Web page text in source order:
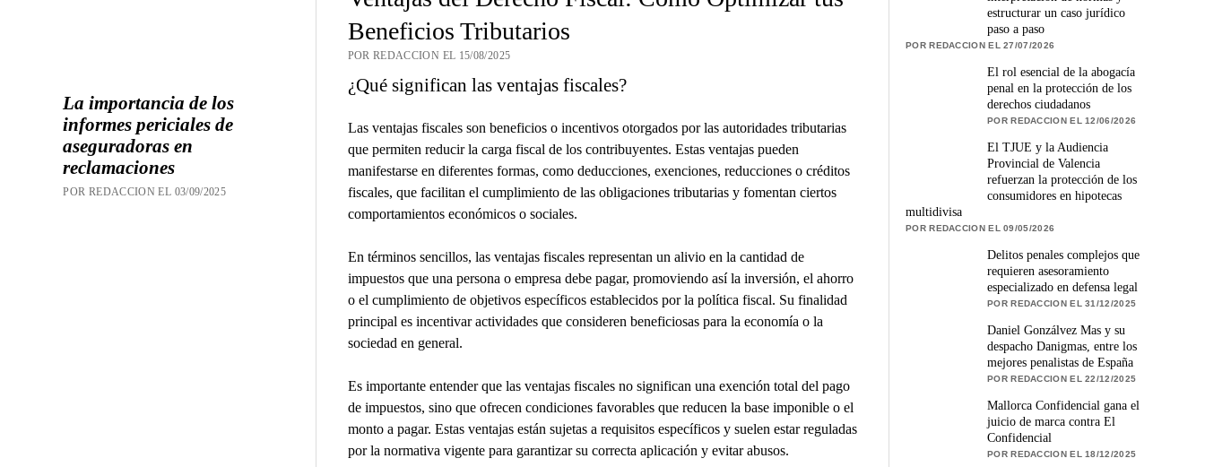
La importancia de los
informes periciales de
aseguradoras en
reclamaciones
POR REDACCION EL 03/09/2025
Beneficios Tributarios
POR REDACCION EL 15/08/2025
¿Qué significan las ventajas fiscales?
Las ventajas fiscales son beneficios o incentivos otorgados por las autoridades tributarias
que permiten reducir la carga fiscal de los contribuyentes. Estas ventajas pueden
manifestarse en diferentes formas, como deducciones, exenciones, reducciones o créditos
fiscales, que facilitan el cumplimiento de las obligaciones tributarias y fomentan ciertos
comportamientos económicos o sociales.
En términos sencillos, las ventajas fiscales representan un alivio en la cantidad de
impuestos que una persona o empresa debe pagar, promoviendo así la inversión, el ahorro
o el cumplimiento de objetivos específicos establecidos por la política fiscal. Su finalidad
principal es incentivar actividades que consideren beneficiosas para la economía o la
sociedad en general.
Es importante entender que las ventajas fiscales no significan una exención total del pago
de impuestos, sino que ofrecen condiciones favorables que reducen la base imponible o el
monto a pagar. Estas ventajas están sujetas a requisitos específicos y suelen estar reguladas
por la normativa vigente para garantizar su correcta aplicación y evitar abusos.
estructurar un caso jurídico
paso a paso
POR REDACCION EL 27/07/2026
El rol esencial de la abogacía
penal en la protección de los
derechos ciudadanos
POR REDACCION EL 12/06/2026
El TJUE y la Audiencia
Provincial de Valencia
refuerzan la protección de los
consumidores en hipotecas
multidivisa
POR REDACCION EL 09/05/2026
Delitos penales complejos que
requieren asesoramiento
especializado en defensa legal
POR REDACCION EL 31/12/2025
Daniel Gonzálvez Mas y su
despacho Danigmas, entre los
mejores penalistas de España
POR REDACCION EL 22/12/2025
Mallorca Confidencial gana el
juicio de marca contra El
Confidencial
POR REDACCION EL 18/12/2025